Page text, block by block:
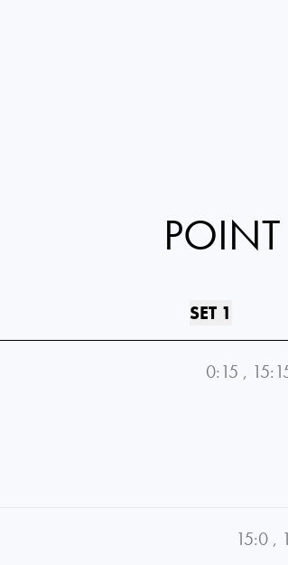
POINT
SET 1
0:15 ,
15:0 ,